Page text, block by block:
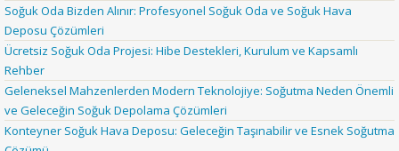
Soğuk Oda Bizden Alınır: Profesyonel Soğuk Oda ve Soğuk Hava
Deposu Çözümleri
Ücretsiz Soğuk Oda Projesi: Hibe Destekleri, Kurulum ve Kapsamlı
Rehber
Geleneksel Mahzenlerden Modern Teknolojiye: Soğutma Neden Önemli
ve Geleceğin Soğuk Depolama Çözümleri
Konteyner Soğuk Hava Deposu: Geleceğin Taşınabilir ve Esnek Soğutma